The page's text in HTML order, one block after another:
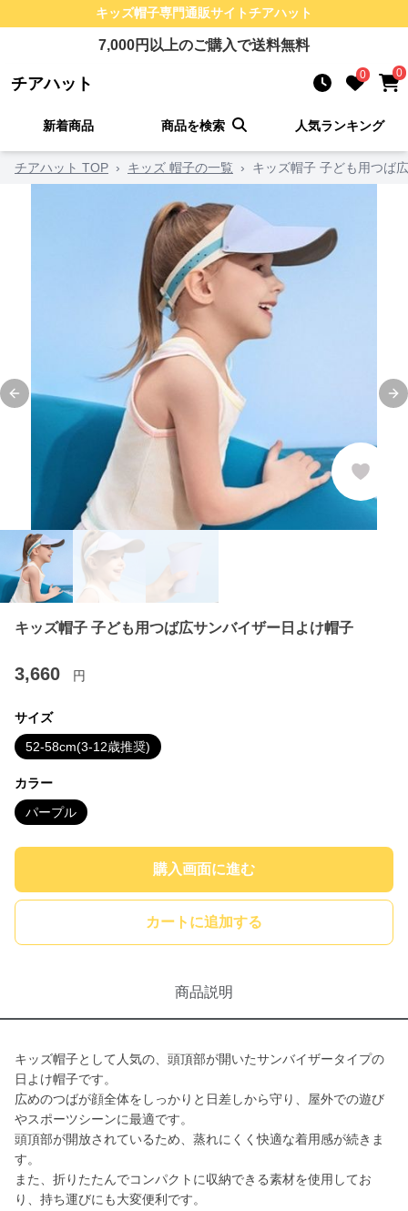
キッズ帽子専門通販サイトチアハット
7,000円以上のご購入で送料無料
チアハット 0 0
新着商品 商品を検索 人気ランキング
チアハット TOP › キッズ 帽子の一覧 › キッズ帽子 子ども用つば
Previous slide
キッズ帽子 子ども用つば広サンバイザー日よけ帽子
3,660 円
サイズ
52-58cm(3-12歳推奨)
カラー
パープル
購入画面に進む
カートに追加する
商品説明
キッズ帽子として人気の、頭頂部が開いたサンバイザータイプの
日よけ帽子です。
広めのつばが顔全体をしっかりと日差しから守り、屋外での遊び
やスポーツシーンに最適です。
頭頂部が開放されているため、蒸れにくく快適な着用感が続きま
す。
また、折りたたんでコンパクトに収納できる素材を使用してお
り、持ち運びにも大変便利です。